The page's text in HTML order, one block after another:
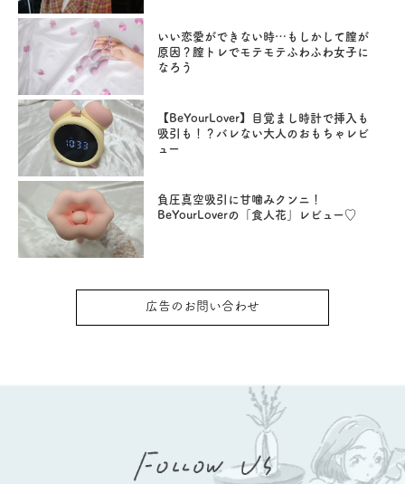
いい恋愛ができない時…もしかして膣が
原因？膣トレでモテモテふわふわ女子に
なろう
【BeYourLover】目覚まし時計で挿入も
吸引も！？バレない大人のおもちゃレビ
ュー
負圧真空吸引に甘噛みクンニ！
BeYourLoverの「食人花」レビュー♡
広告のお問い合わせ